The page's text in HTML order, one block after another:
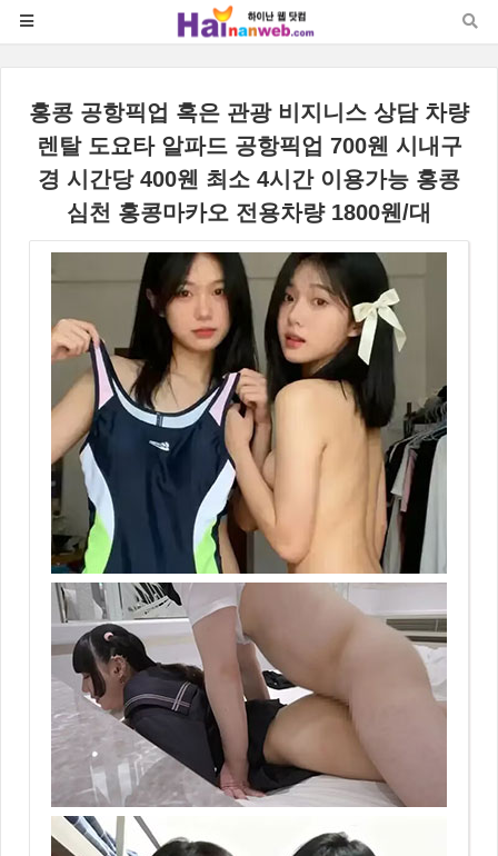
홍콩 공항픽업 혹은 관광 비지니스 상담 차량
렌탈 도요타 알파드 공항픽업 700웬 시내구
경 시간당 400웬 최소 4시간 이용가능 홍콩
심천 홍콩마카오 전용차량 1800웬/대